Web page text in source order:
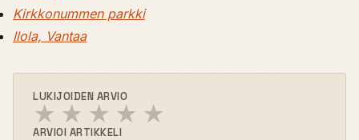
Kirkkonummen parkki
Ilola, Vantaa
LUKIJOIDEN ARVIO
★ ★ ★ ★ ★
ARVIOI ARTIKKELI